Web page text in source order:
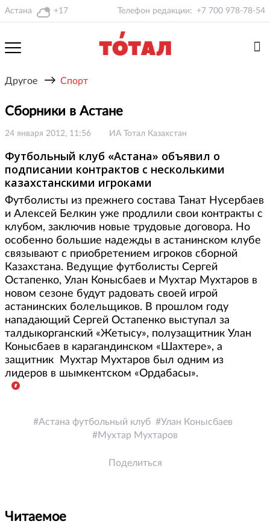
Астана +17 Телефон редакции: +7 700 978-78-54
Другое → Спорт
Сборники в Астане
24 января 2012, 11:56 ИА Тотал Казахстан
Футбольный клуб «Астана» объявил о
подписании контрактов с несколькими
казахстанскими игроками
Футболисты из прежнего состава Танат Нусербаев
и Алексей Белкин уже продлили свои контракты с
клубом, заключив новые трудовые договора. Но
особенно большие надежды в астанинском клубе
связывают с приобретением игроков сборной
Казахстана. Ведущие футболисты Сергей
Остапенко, Улан Конысбаев и Мухтар Мухтаров в
новом сезоне будут радовать своей игрой
астанинских болельщиков. В прошлом году
нападающий Сергей Остапенко выступал за
талдыкорганский «Жетысу», полузащитник Улан
Конысбаев в карагандинском «Шахтере», а
защитник Мухтар Мухтаров был одним из
лидеров в шымкентском «Ордабасы».
Астана футбольный клуб
Улан Конысбаев
Мухтар Мухтаров
Поделиться
Читаемое